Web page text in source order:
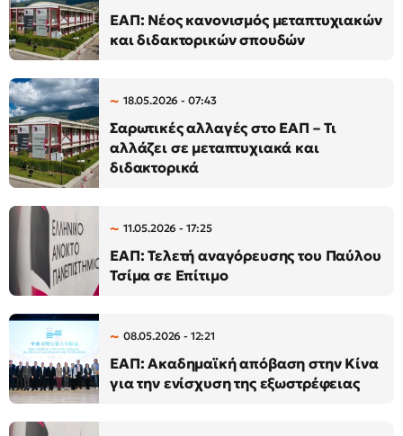
ΕΑΠ: Νέος κανονισμός μεταπτυχιακών
και διδακτορικών σπουδών
18.05.2026 - 07:43
Σαρωτικές αλλαγές στο ΕΑΠ – Τι
αλλάζει σε μεταπτυχιακά και
διδακτορικά
11.05.2026 - 17:25
ΕΑΠ: Τελετή αναγόρευσης του Παύλου
Τσίμα σε Επίτιμο
08.05.2026 - 12:21
ΕΑΠ: Ακαδημαϊκή απόβαση στην Κίνα
για την ενίσχυση της εξωστρέφειας